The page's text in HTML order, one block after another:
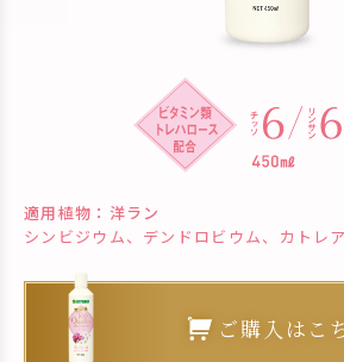
適用植物：洋ラン
シンビジウム、デンドロビウム、カトレ
ご購入はこ